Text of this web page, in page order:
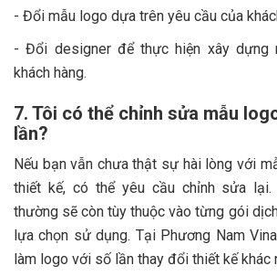
- Đổi mẫu logo dựa trên yêu cầu của
- Đổi designer để thực hiện xây dựng
khách hàng.
7. Tôi có thể chỉnh sửa mẫu
lần?
Nếu bạn vẫn chưa thật sự hài lòng với
thiết kế, có thể yêu cầu chỉnh sửa
thường sẽ còn tùy thuộc vào từng gói
lựa chọn sử dụng. Tại Phương Nam
làm logo với số lần thay đổi thiết kế khác